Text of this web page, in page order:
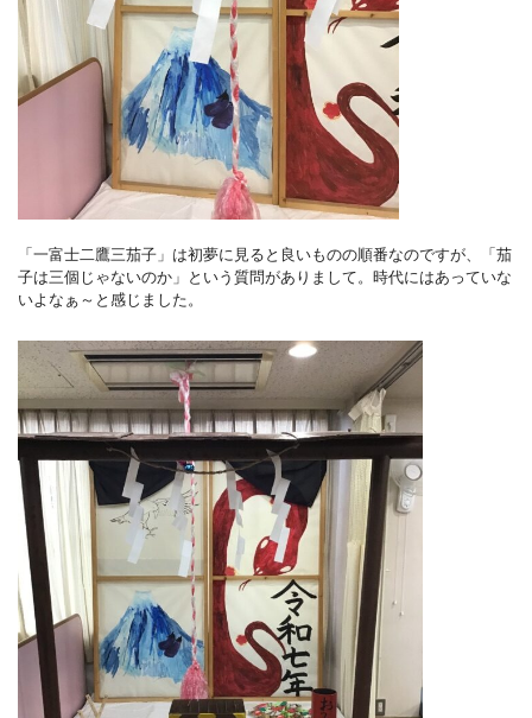
「一富士二鷹三茄子」は初夢に見ると良いものの順番なのですが、「茄
子は三個じゃないのか」という質問がありまして。時代にはあっていな
いよなぁ～と感じました。